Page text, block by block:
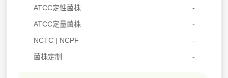
ATCC定性菌株
ATCC定量菌株
NCTC | NCPF
菌株定制